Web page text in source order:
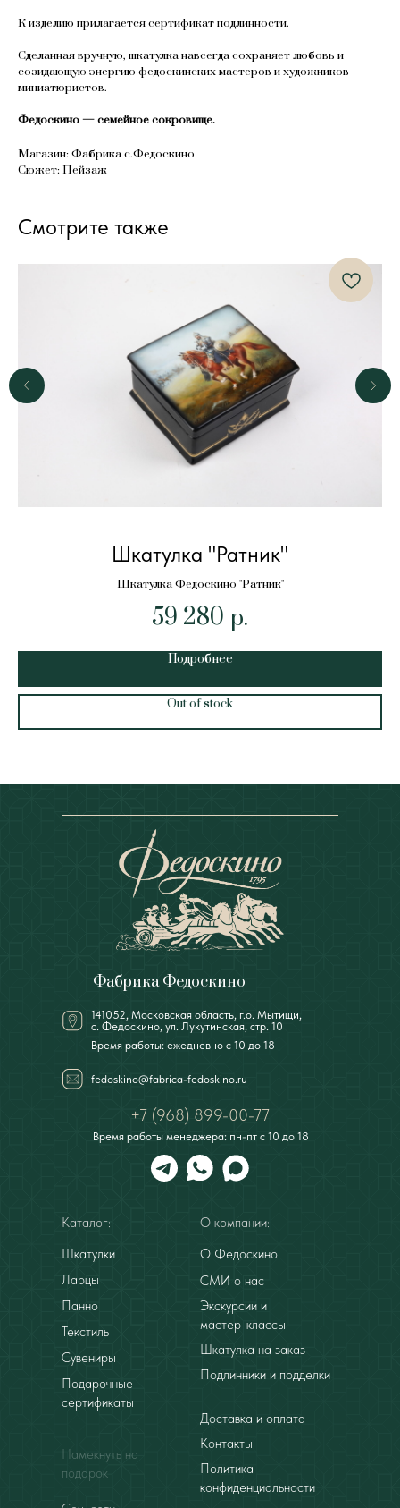
К изделию прилагается сертификат подлинности.
Сделанная вручную, шкатулка навсегда сохраняет любовь и
созидающую энергию федоскинских мастеров и художников-
миниатюристов.
Федоскино — семейное сокровище.
Магазин: Фабрика с.Федоскино
Сюжет: Пейзаж
Смотрите также
Шкатулка "Ратник"
Шкатулка Федоскино "Ратник"
59 280 р.
Подробнее
Out of stock
141052, Московская область, г.о. Мытищи,
с. Федоскино, ул. Лукутинская, стр. 10
Фабрика Федоскино
+7 (968) 899-00-77
Время работы: ежедневно с 10 до 18
Время работы менеджера: пн-пт с 10 до 18
Каталог:
Шкатулки
Ларцы
Панно
Текстиль
Сувениры
Подарочные
сертификаты
Намекнуть на
подарок
О компании:
О Федоскино
Контакты
Экскурсии и
мастер-классы
Подлинники и подделки
Доставка и оплата
fedoskino@fabrica-fedoskino.ru
Шкатулка на заказ
Политика
конфиденциальности
СМИ о нас